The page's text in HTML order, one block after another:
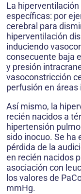
La
específicas: por
cerebral para
hiperventilación
induciendo
consecuente baja
y presión
vasoconstricción
perfusión en áreas
Así mismo, la
recién nacidos a
hipertensión
sido inocuo. Se ha
pérdida de la
en recién nacidos
asociación con
los valores de
mmHg.